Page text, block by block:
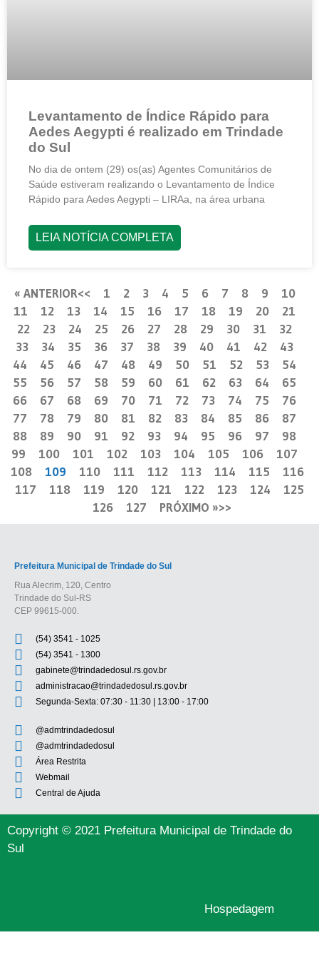
Levantamento de Índice Rápido para
Aedes Aegypti é realizado em Trindade
do Sul
No dia de ontem (29) os(as) Agentes Comunitários de
Saúde estiveram realizando o Levantamento de Índice
Rápido para Aedes Aegypti – LIRAa, na área urbana
LEIA NOTÍCIA COMPLETA
« ANTERIOR 1 2 3 4 5 6 7 8 9
10
11
12 13 14 15 16 17 18 19 20
21
22
23 24 25 26 27 28 29 30 31
32
33
34 35 36 37 38 39 40 41 42
43
44
45 46 47 48 49 50 51 52 53
54
55
56 57 58 59 60 61 62 63 64
65
66
67 68 69 70 71 72 73 74 75
76
77
78 79 80 81 82 83 84 85 86
87
88
89 90 91 92 93 94 95 96 97
98
99
100 101 102 103 104 105 106
107
108
109 110 111 112 113 114 115
116
117
118 119 120 121 122 123 124
125
126
127 PRÓXIMO »
Prefeitura Municipal de Trindade do Sul
Rua Alecrim, 120, Centro
Trindade do Sul-RS
CEP 99615-000.
(54) 3541 - 1025
(54) 3541 - 1300
gabinete@trindadedosul.rs.gov.br
administracao@trindadedosul.rs.gov.br
Segunda-Sexta: 07:30 - 11:30 | 13:00 - 17:00
@admtrindadedosul
@admtrindadedosul
Área Restrita
Webmail
Central de Ajuda
Copyright © 2021 Prefeitura Municipal de Trindade do
Sul
Hospedagem